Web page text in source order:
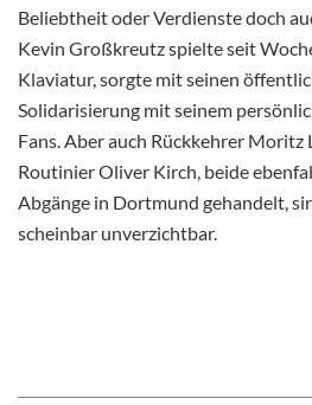
Beliebtheit oder Verdienste doch
Kevin Großkreutz spielte seit
Klaviatur, sorgte mit seinen
Solidarisierung mit seinem
Fans. Aber auch Rückkehrer Moritz
Routinier Oliver Kirch, beide
Abgänge in Dortmund gehandelt,
scheinbar unverzichtbar.